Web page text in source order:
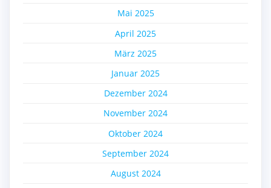
Mai 2025
April 2025
März 2025
Januar 2025
Dezember 2024
November 2024
Oktober 2024
September 2024
August 2024